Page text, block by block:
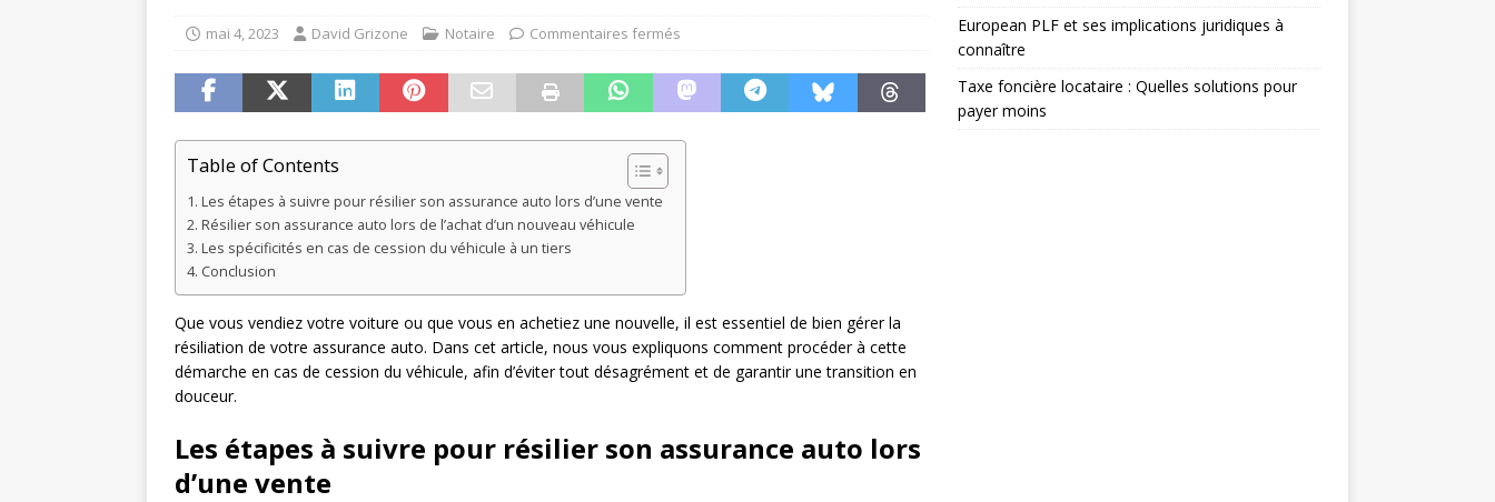
mai 4, 2023 David Grizone Notaire Commentaires fermés
Table of Contents
Les étapes à suivre pour résilier son assurance auto lors d’une vente
Résilier son assurance auto lors de l’achat d’un nouveau véhicule
Les spécificités en cas de cession du véhicule à un tiers
Conclusion
Que vous vendiez votre voiture ou que vous en achetiez une nouvelle, il est essentiel de bien gérer la
résiliation de votre assurance auto. Dans cet article, nous vous expliquons comment procéder à cette
démarche en cas de cession du véhicule, afin d’éviter tout désagrément et de garantir une transition en
douceur.
Les étapes à suivre pour résilier son assurance auto lors
d’une vente
European PLF et ses implications juridiques à
connaître
Taxe foncière locataire : Quelles solutions pour
payer moins